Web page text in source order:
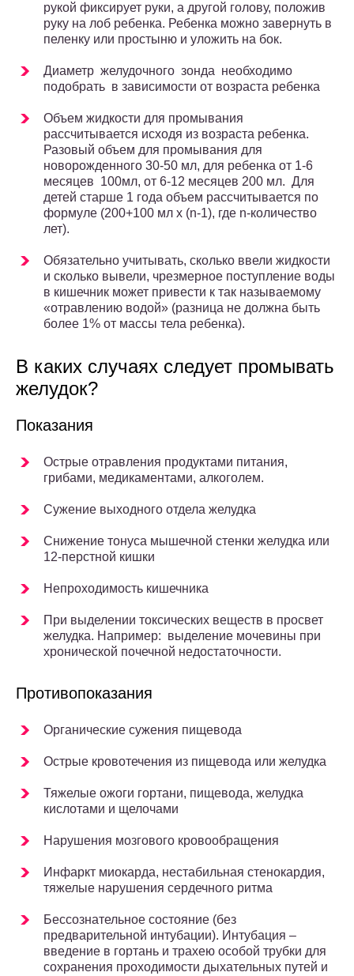
рукой фиксирует руки, а другой голову, положив
руку на лоб ребенка. Ребенка можно завернуть в
пеленку или простыню и уложить на бок.
Диаметр желудочного зонда необходимо
подобрать в зависимости от возраста ребенка
Объем жидкости для промывания
рассчитывается исходя из возраста ребенка.
Разовый объем для промывания для
новорожденного 30-50 мл, для ребенка от 1-6
месяцев 100мл, от 6-12 месяцев 200 мл. Для
детей старше 1 года объем рассчитывается по
формуле (200+100 мл х (n-1), где n-количество
лет).
Обязательно учитывать, сколько ввели жидкости
и сколько вывели, чрезмерное поступление воды
в кишечник может привести к так называемому
«отравлению водой» (разница не должна быть
более 1% от массы тела ребенка).
В каких случаях следует промывать
желудок?
Показания
Острые отравления продуктами питания,
грибами, медикаментами, алкоголем.
Сужение выходного отдела желудка
Снижение тонуса мышечной стенки желудка или
12-перстной кишки
Непроходимость кишечника
При выделении токсических веществ в просвет
желудка. Например: выделение мочевины при
хронической почечной недостаточности.
Противопоказания
Органические сужения пищевода
Острые кровотечения из пищевода или желудка
Тяжелые ожоги гортани, пищевода, желудка
кислотами и щелочами
Нарушения мозгового кровообращения
Инфаркт миокарда, нестабильная стенокардия,
тяжелые нарушения сердечного ритма
Бессознательное состояние (без
предварительной интубации). Интубация –
введение в гортань и трахею особой трубки для
сохранения проходимости дыхательных путей и